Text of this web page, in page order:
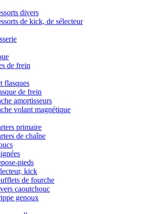
divers
de kick, de sélecteur
de frein
flasques
de frein
amortisseurs
volant magnétique
primaire
de chaîne
pieds
kick
de fourche
caoutchouc
genoux